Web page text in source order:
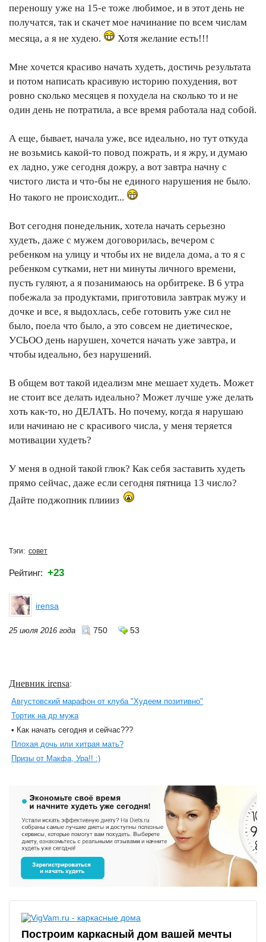
переношу уже на 15-е тоже любимое, и в этот день не
получатся, так и скачет мое начинание по всем числам
месяца, а я не худею.
Хотя желание есть!!!
Мне хочется красиво начать худеть, достичь результата
и потом написать красивую историю похудения, вот
ровно сколько месяцев я похудела на сколько то и не
один день не потратила, а все время работала над собой.
А еще, бывает, начала уже, все идеально, но тут откуда
не возьмись какой-то повод пожрать, и я жру, и думаю
ех ладно, уже сегодня дожру, а вот завтра начну с
чистого листа и что-бы не единого нарушения не было.
Но такого не происходит...
Вот сегодня понедельник, хотела начать серьезно
худеть, даже с мужем договорилась, вечером с
ребенком на улицу и чтобы их не видела дома, а то я с
ребенком сутками, нет ни минуты личного времени,
пусть гуляют, а я позанимаюсь на орбитреке. В 6 утра
побежала за продуктами, приготовила завтрак мужу и
дочке и все, я выдохлась, себе готовить уже сил не
было, поела что было, а это совсем не диетическое,
УСЬОО день нарушен, хочется начать уже завтра, и
чтобы идеально, без нарушений.
В общем вот такой идеализм мне мешает худеть. Может
не стоит все делать идеально? Может лучше уже делать
хоть как-то, но ДЕЛАТЬ. Но почему, когда я нарушаю
или начинаю не с красивого числа, у меня теряется
мотивации худеть?
У меня в одной такой глюк? Как себя заставить худеть
прямо сейчас, даже если сегодня пятница 13 число?
Дайте поджопник плиииз
Тэги: совет
Рейтинг: +23
irensa
25 июля 2016 года 750 53
Дневник irensa:
Августовский марафон от клуба "Худеем позитивно"
Тортик на др мужа
• Как начать сегодня и сейчас???
Плохая дочь или хитрая мать?
Призы от Макфа, Ура!! :)
Построим каркасный дом вашей мечты